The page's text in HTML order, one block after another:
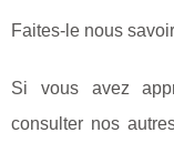
Faites-le nous
Si vous avez
consulter nos